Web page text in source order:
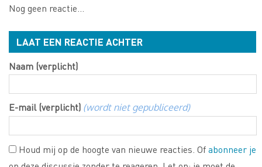
Nog geen reactie...
LAAT EEN REACTIE ACHTER
Naam (verplicht)
E-mail (verplicht) (wordt niet gepubliceerd)
Houd mij op de hoogte van nieuwe reacties. Ofabonneer je